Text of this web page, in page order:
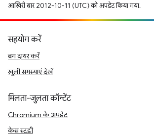
आखिरी बार 2012-10-11 (UTC) को अपडेट किया गया.
सहयोग करें
बग दायर करें
खुली समस्याएं देखें
मिलता-जुलता कॉन्टेंट
Chromium के अपडेट
केस स्टडी